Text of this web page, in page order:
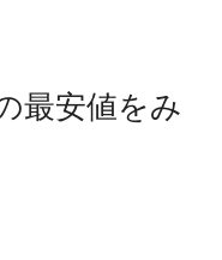
最安値をみ